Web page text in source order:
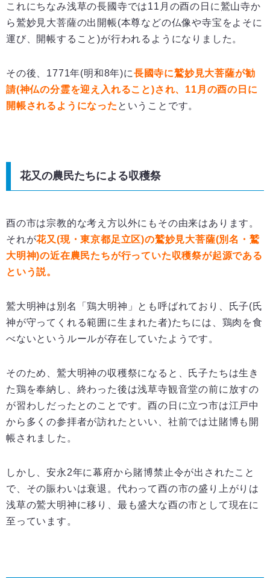
これにちなみ浅草の長國寺では11月の酉の日に鷲山寺か
ら鷲妙見大菩薩の出開帳(本尊などの仏像や寺宝をよそに
運び、開帳すること)が行われるようになりました。
その後、1771年(明和8年)に長國寺に鷲妙見大菩薩が勧
請(神仏の分霊を迎え入れること)され、11月の酉の日に
開帳されるようになった ということです。
花又の農民たちによる収穫祭
酉の市は宗教的な考え方以外にもその由来はあります。
それが花又(現・東京都足立区)の鷲妙見大菩薩(別名・鷲
大明神)の近在農民たちが行っていた収穫祭が起源である
という説。
鷲大明神は別名「鶏大明神」とも呼ばれており、氏子(氏
神が守ってくれる範囲に生まれた者)たちには、鶏肉を食
べないというルールが存在していたようです。
そのため、鷲大明神の収穫祭になると、氏子たちは生き
た鶏を奉納し、終わった後は浅草寺観音堂の前に放すの
が習わしだったとのことです。酉の日に立つ市は江戸中
から多くの参拝者が訪れたといい、社前では辻賭博も開
帳されました。
しかし、安永2年に幕府から賭博禁止令が出されたこと
で、その賑わいは衰退。代わって酉の市の盛り上がりは
浅草の鷲大明神に移り、最も盛大な酉の市として現在に
至っています。